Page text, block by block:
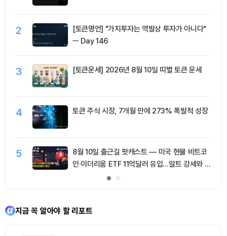
2
[토큰명언] "가치투자는 역발상 투자가 아니다"
ㅡ Day 146
3 [토큰운세] 2026년 8월 10일 띠별 토큰 운세
4 토큰 주식 시장, 7개월 만에 273% 폭발적 성장
5
8월 10일 출근길 팟캐스트 — 미국 현물 비트코
인·이더리움 ETF 11억달러 유입…알트 강세와 숏
지금 꼭 알아야 할 리포트